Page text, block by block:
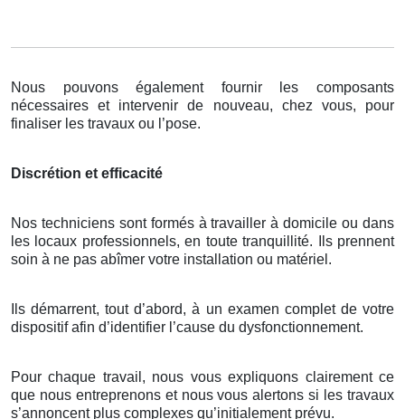
Nous pouvons également fournir les composants
nécessaires et intervenir de nouveau, chez vous, pour
finaliser les travaux ou l’pose.
Discrétion et efficacité
Nos techniciens sont formés à travailler à domicile ou dans
les locaux professionnels, en toute tranquillité. Ils prennent
soin à ne pas abîmer votre installation ou matériel.
Ils démarrent, tout d’abord, à un examen complet de votre
dispositif afin d’identifier l’cause du dysfonctionnement.
Pour chaque travail, nous vous expliquons clairement ce
que nous entreprenons et nous vous alertons si les travaux
s’annoncent plus complexes qu’initialement prévu.